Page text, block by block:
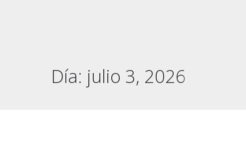
Día: julio 3, 2026